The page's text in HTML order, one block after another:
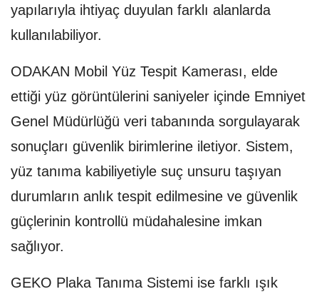
yapılarıyla ihtiyaç duyulan farklı alanlarda
kullanılabiliyor.
ODAKAN Mobil Yüz Tespit Kamerası, elde
ettiği yüz görüntülerini saniyeler içinde Emniyet
Genel Müdürlüğü veri tabanında sorgulayarak
sonuçları güvenlik birimlerine iletiyor. Sistem,
yüz tanıma kabiliyetiyle suç unsuru taşıyan
durumların anlık tespit edilmesine ve güvenlik
güçlerinin kontrollü müdahalesine imkan
sağlıyor.
GEKO Plaka Tanıma Sistemi ise farklı ışık